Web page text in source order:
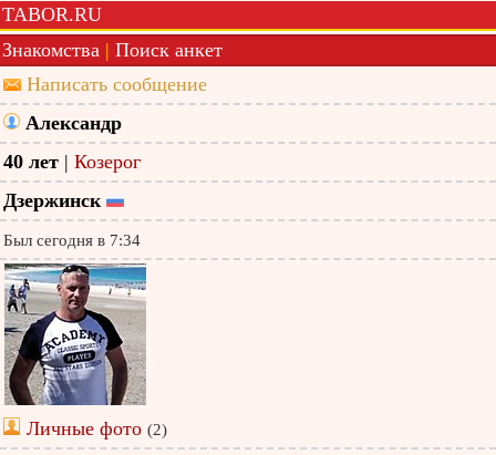
TABOR.RU
Знакомства | Поиск анкет
Написать сообщение
Александр
40 лет | Козерог
Дзержинск
Был сегодня в 7:34
Личные фото (2)